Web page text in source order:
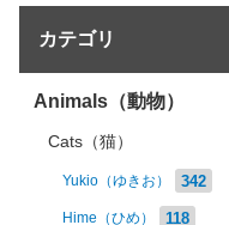
カテゴリ
Animals（動物）
Cats（猫）
Yukio（ゆきお） 342
Hime（ひめ） 118